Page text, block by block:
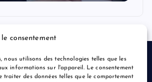
consentement
nous utilisons des technologies telles que les
informations sur l'appareil. Le consentement
traiter des données telles que le comportement